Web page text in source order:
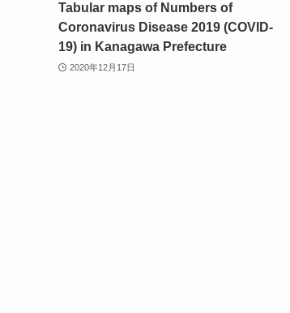
Tabular maps of Numbers of
Coronavirus Disease 2019 (COVID-
19) in Kanagawa Prefecture
2020年12月17日